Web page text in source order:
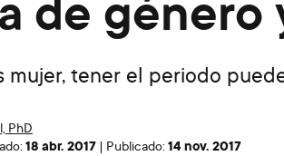
mujer, tener el periodo
PhD
18 abr. 2017 | Publicado: 14 nov. 2017